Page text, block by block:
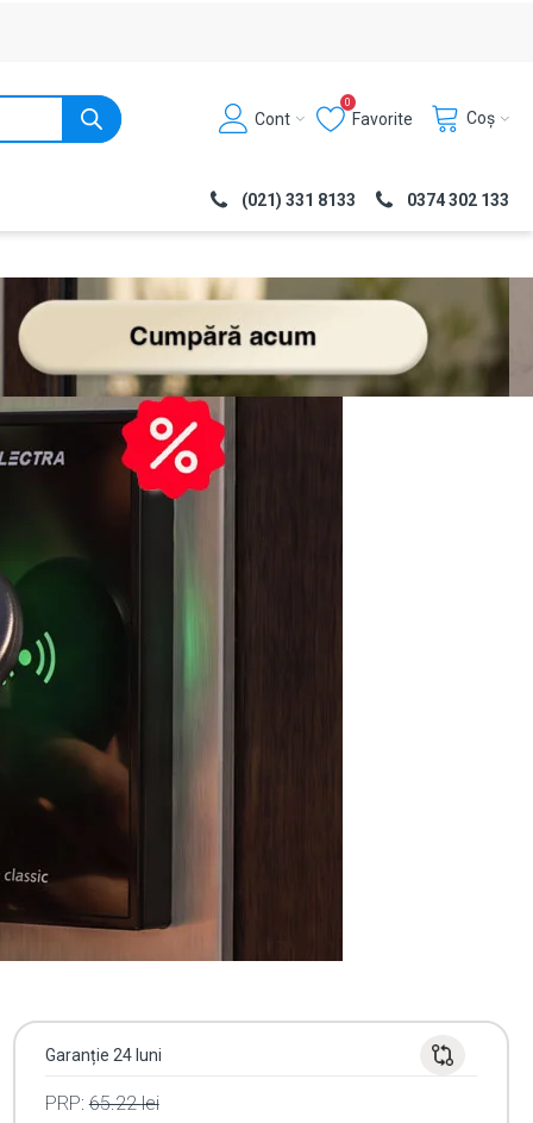
Cont
0
Favorite Coș
(021) 331 8133 0374 302 133
Garanție 24 luni
PRP:65.22lei